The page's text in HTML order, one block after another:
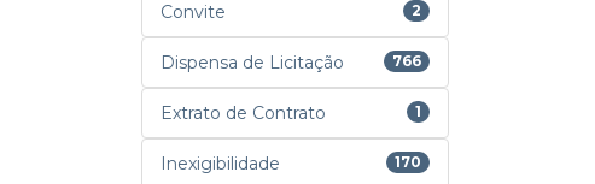
Convite 2
Dispensa de Licitação 766
Extrato de Contrato 1
Inexigibilidade 170